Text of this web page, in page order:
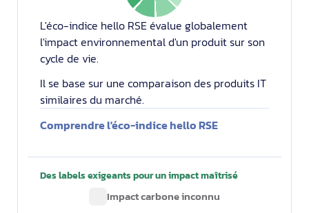
L'éco-indice hello RSE évalue globalement
l'impact environnemental d'un produit sur son
cycle de vie.
Il se base sur une comparaison des produits IT
similaires du marché.
Comprendre l'éco-indice hello RSE
Des labels exigeants pour un impact maîtrisé
Impact carbone inconnu